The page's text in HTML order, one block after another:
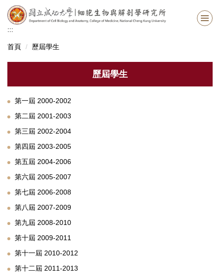
跳
到
主
內
:::
首頁 歷屆學生
歷屆學生
第一屆 2000-2002
第二屆 2001-2003
第三屆 2002-2004
第四屆 2003-2005
第五屆 2004-2006
第六屆 2005-2007
第七屆 2006-2008
第八屆 2007-2009
第九屆 2008-2010
第十屆 2009-2011
第十一屆 2010-2012
第十二屆 2011-2013